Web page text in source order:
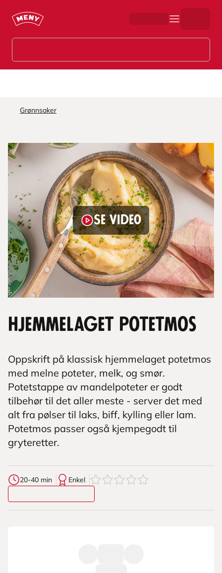
Grønnsaker
Hjemmelaget potetmos
Oppskrift på klassisk hjemmelaget potetmos
med melne poteter, melk, og smør.
Potetstappe av mandelpoteter er godt
tilbehør til det aller meste - server det med
alt fra pølser til laks, biff, kylling eller lam.
Potetmos passer også kjempegodt til
gryteretter.
20-40 min Enkel 0av5stjerner
Se video